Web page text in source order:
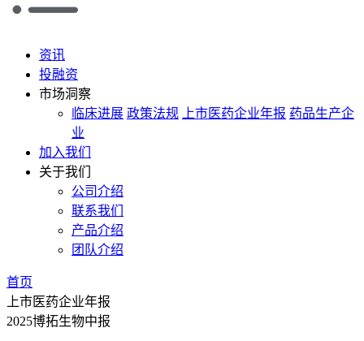
资讯
投融资
市场洞察
临床进展 政策法规 上市医药企业年报 药品生产企
业
加入我们
关于我们
公司介绍
联系我们
产品介绍
团队介绍
首页
上市医药企业年报
2025博拓生物中报